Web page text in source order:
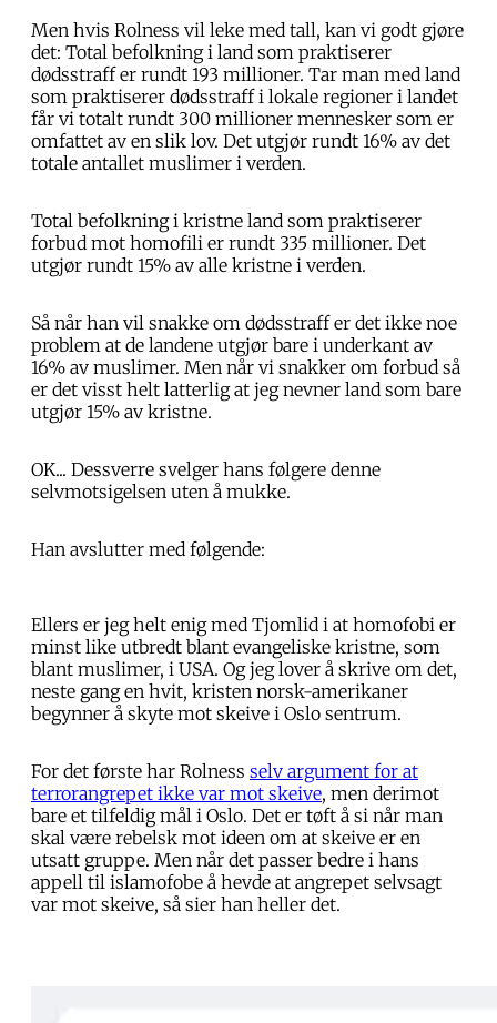
Men hvis Rolness vil leke med tall, kan vi godt gjøre
det: Total befolkning i land som praktiserer
dødsstraff er rundt 193 millioner. Tar man med land
som praktiserer dødsstraff i lokale regioner i landet
får vi totalt rundt 300 millioner mennesker som er
omfattet av en slik lov. Det utgjør rundt 16% av det
totale antallet muslimer i verden.
Total befolkning i kristne land som praktiserer
forbud mot homofili er rundt 335 millioner. Det
utgjør rundt 15% av alle kristne i verden.
Så når han vil snakke om dødsstraff er det ikke noe
problem at de landene utgjør bare i underkant av
16% av muslimer. Men når vi snakker om forbud så
er det visst helt latterlig at jeg nevner land som bare
utgjør 15% av kristne.
OK... Dessverre svelger hans følgere denne
selvmotsigelsen uten å mukke.
Han avslutter med følgende:
Ellers er jeg helt enig med Tjomlid i at homofobi er
minst like utbredt blant evangeliske kristne, som
blant muslimer, i USA. Og jeg lover å skrive om det,
neste gang en hvit, kristen norsk-amerikaner
begynner å skyte mot skeive i Oslo sentrum.
For det første har Rolness selv argument for at
terrorangrepet ikke var mot skeive, men derimot
bare et tilfeldig mål i Oslo. Det er tøft å si når man
skal være rebelsk mot ideen om at skeive er en
utsatt gruppe. Men når det passer bedre i hans
appell til islamofobe å hevde at angrepet selvsagt
var mot skeive, så sier han heller det.